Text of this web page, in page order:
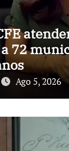
72
Ago 5, 2026